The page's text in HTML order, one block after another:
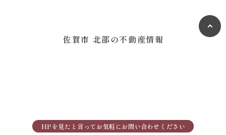
佐賀市 北部の不動産情報
HPを見たと言ってお気軽にお問い合わせください